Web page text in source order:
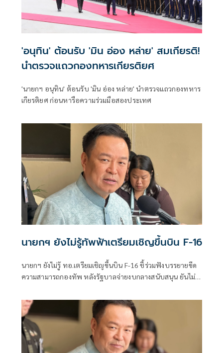
'อนุทิน' ต้อนรับ 'มิน อ่อง หล่าย' สมเกียรติ!
นำตรวจแถวกองทหารเกียรติยศ
'นายกฯ อนุทิน' ต้อนรับ 'มิน อ่อง หล่าย' นำตรวจแถวกองทหาร
เกียรติยศ ก่อนหารือความร่วมมือสองประเทศ
นายกฯ ยังไม่รู้ทัพฟ้าเตรียมเชิญขึ้นบิน F-16
นายกฯ ยังไม่รู้ ทอ.เตรียมเชิญขึ้นบิน F-16 ชี้ร่วมฟังบรรยายขีด
ความสามารถกองทัพ หลังรัฐบาลจ่ายงบกลางสนับสนุน ยันไม่